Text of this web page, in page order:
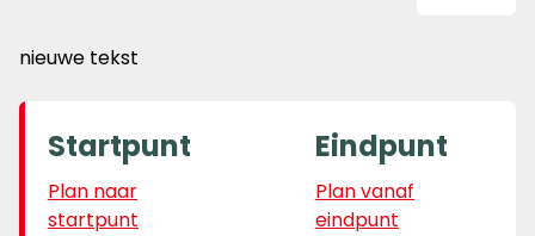
nieuwe tekst
Startpunt
Plan naar
startpunt
Eindpunt
Plan vanaf
eindpunt